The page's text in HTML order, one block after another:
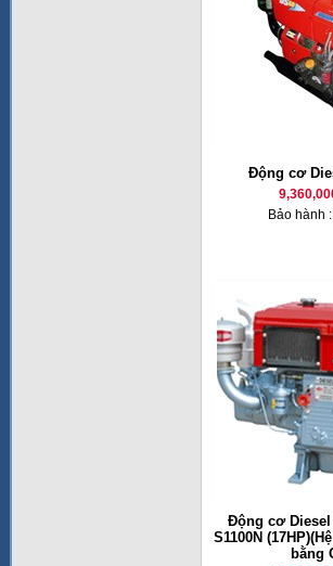
Động cơ
Bảo hành
Động cơ Diesel
S1100N
bằng